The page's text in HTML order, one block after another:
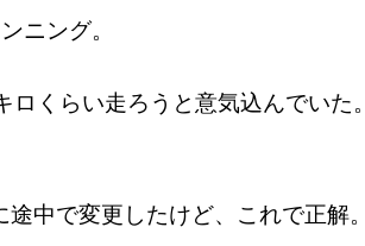
ニング。
くらい走ろうと意気込んでいた。
中で変更したけど、これで正解。